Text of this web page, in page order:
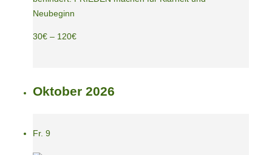
Neubeginn
30€ – 120€
Oktober 2026
Fr. 9